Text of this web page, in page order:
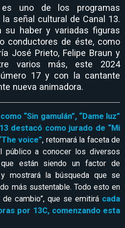
es uno de los programas
señal cultural de Canal 13.
su haber y variadas figuras
conductores de éste, como
José Prieto, Felipe Braun y
varios más, este 2024
17 y con la cantante
nueva animadora.
“Sin gamulán”, “Dame luz”
destacó como jurado de “Mi
voice”, retomará la faceta de
público a conocer los diversos
están siendo un factor de
mostrará la búsqueda que se
más sustentable. Todo esto en
cambio”, que se emitirá cada
por 13C, comenzando esta